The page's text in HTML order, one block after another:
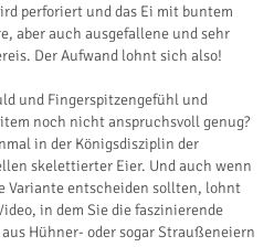
perforiert und das Ei mit buntem
aber auch ausgefallene und sehr
Der Aufwand lohnt sich also!
und Fingerspitzengefühl und
noch nicht anspruchsvoll genug?
in der Königsdisziplin der
skelettierter Eier. Und auch wenn
Variante entscheiden sollten, lohnt
in dem Sie die faszinierende
Hühner- oder sogar Straußeneiern